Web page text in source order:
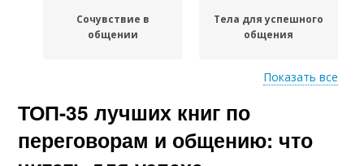
Сочувствие в
общении
Тела для успешного
общения
Профи в общении Общения с людьми
Показать все
ТОП-35 лучших книг по
переговорам и общению: что